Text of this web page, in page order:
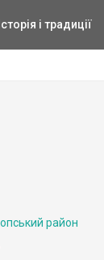
Історія і традиції
район